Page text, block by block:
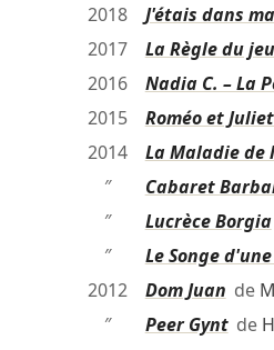
2018
J'étais dans
2017
La Règle du jeu
2016
Nadia C. – La
2015
Roméo et
2014
La Maladie de
″
Cabaret
″
Lucrèce Borgia
″
Le Songe
2012
Dom Juan de
″
Peer Gyntde